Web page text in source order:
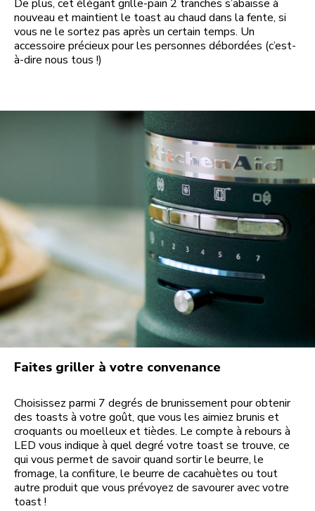
De plus, cet élégant grille-pain 2 tranches s’abaisse à
nouveau et maintient le toast au chaud dans la fente, si
vous ne le sortez pas après un certain temps. Un
accessoire précieux pour les personnes débordées (c’est-
à-dire nous tous !)
Faites griller à votre convenance
Choisissez parmi 7 degrés de brunissement pour obtenir
des toasts à votre goût, que vous les aimiez brunis et
croquants ou moelleux et tièdes. Le compte à rebours à
LED vous indique à quel degré votre toast se trouve, ce
qui vous permet de savoir quand sortir le beurre, le
fromage, la confiture, le beurre de cacahuètes ou tout
autre produit que vous prévoyez de savourer avec votre
toast !